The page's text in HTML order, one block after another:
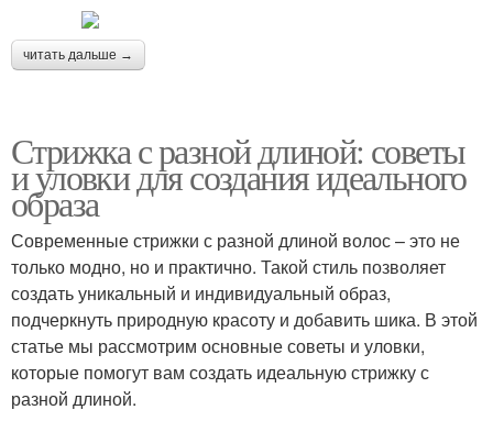
читать дальше →
Стрижка с разной длиной: советы
и уловки для создания идеального
образа
Современные стрижки с разной длиной волос – это не
только модно, но и практично. Такой стиль позволяет
создать уникальный и индивидуальный образ,
подчеркнуть природную красоту и добавить шика. В этой
статье мы рассмотрим основные советы и уловки,
которые помогут вам создать идеальную стрижку с
разной длиной.